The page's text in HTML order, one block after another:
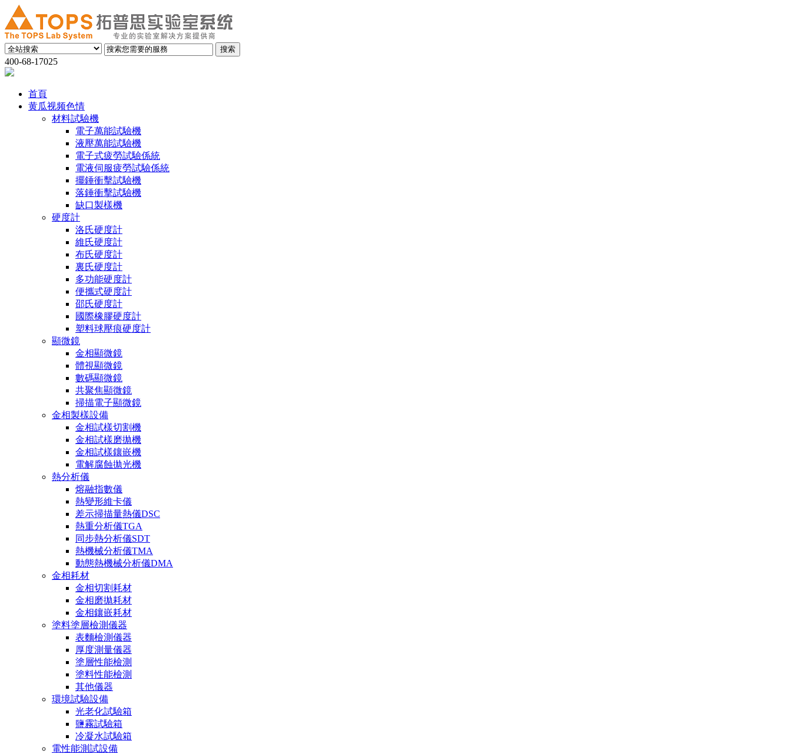
400-68-17025
首頁
黄瓜视频色情
材料試驗機
電子萬能試驗機
液壓萬能試驗機
電子式疲勞試驗係統
電液伺服疲勞試驗係統
擺錘衝擊試驗機
落錘衝擊試驗機
缺口製樣機
硬度計
洛氏硬度計
維氏硬度計
布氏硬度計
裏氏硬度計
多功能硬度計
便攜式硬度計
邵氏硬度計
國際橡膠硬度計
塑料球壓痕硬度計
顯微鏡
金相顯微鏡
體視顯微鏡
數碼顯微鏡
共聚焦顯微鏡
掃描電子顯微鏡
金相製樣設備
金相試樣切割機
金相試樣磨拋機
金相試樣鑲嵌機
電解腐蝕拋光機
熱分析儀
熔融指數儀
熱變形維卡儀
差示掃描量熱儀DSC
熱重分析儀TGA
同步熱分析儀SDT
熱機械分析儀TMA
動態熱機械分析儀DMA
金相耗材
金相切割耗材
金相磨拋耗材
金相鑲嵌耗材
塗料塗層檢測儀器
表麵檢測儀器
厚度測量儀器
塗層性能檢測
塗料性能檢測
其他儀器
環境試驗設備
光老化試驗箱
鹽霧試驗箱
冷凝水試驗箱
電性能測試設備